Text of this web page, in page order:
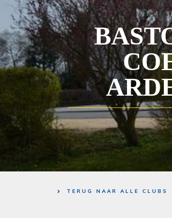
TERUG NAAR ALLE CLUBS